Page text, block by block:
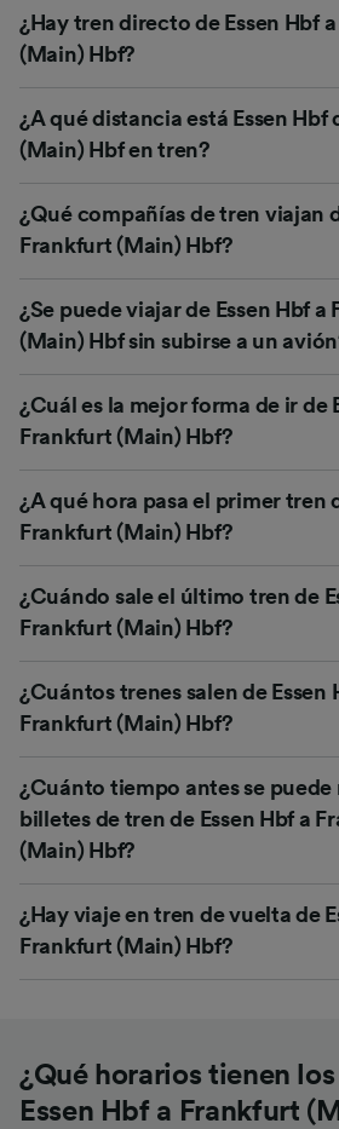
¿Hay tren directo de Essen Hbf
(Main) Hbf?
¿A qué distancia está Essen Hbf
(Main) Hbf en tren?
¿Qué compañías de tren viajan
Frankfurt (Main) Hbf?
¿Se puede viajar de Essen Hbf a
(Main) Hbf sin subirse a un
¿Cuál es la mejor forma de ir de
Frankfurt (Main) Hbf?
¿A qué hora pasa el primer tren
Frankfurt (Main) Hbf?
¿Cuándo sale el último tren de
Frankfurt (Main) Hbf?
¿Cuántos trenes salen de Essen
Frankfurt (Main) Hbf?
¿Cuánto tiempo antes se puede
billetes de tren de Essen Hbf a
(Main) Hbf?
¿Hay viaje en tren de vuelta de
Frankfurt (Main) Hbf?
¿Qué horarios tienen
Essen Hbf a Frankfurt